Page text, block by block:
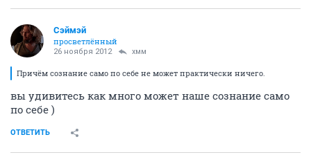
Сэймэй
просветлённый
26 ноября 2012 хмм
Причём сознание само по себе не может практически ничего.
вы удивитесь как много может наше сознание само
по себе )
ОТВЕТИТЬ